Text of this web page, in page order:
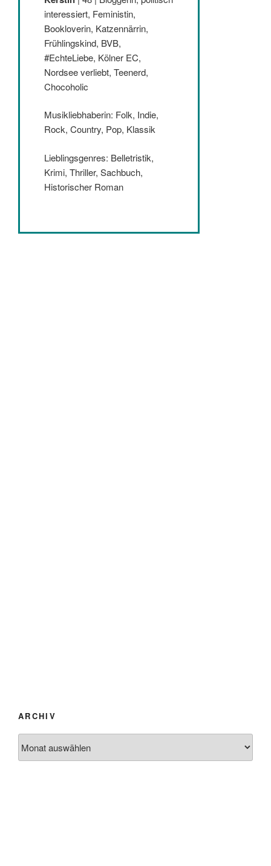
interessiert, Feministin,
Bookloverin, Katzennärrin,
Frühlingskind, BVB,
#EchteLiebe, Kölner EC,
Nordsee verliebt, Teenerd,
Chocoholic
Musikliebhaberin: Folk, Indie,
Rock, Country, Pop, Klassik
Lieblingsgenres: Belletristik,
Krimi, Thriller, Sachbuch,
Historischer Roman
ARCHIV